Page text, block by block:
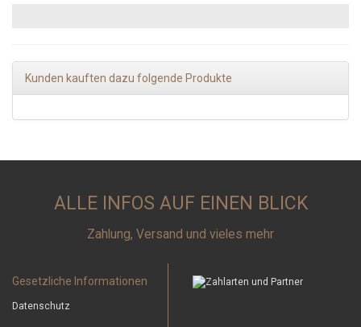
Kunden kauften dazu folgende Produkte
ALLE INFOS AUF EINEN BLICK
Zahlung, Versand und vieles mehr
Gesetzliche Informationen
Datenschutz